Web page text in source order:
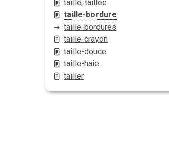
taillé, taillée
taille-bordure
taille-bordures
taille-crayon
taille-douce
taille-haie
tailler